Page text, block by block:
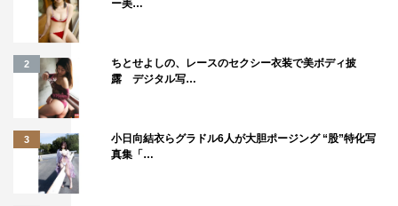
ー美…
2
ちとせよしの、レースのセクシー衣装で美ボディ披
露 デジタル写…
3
小日向結衣らグラドル6人が大胆ポージング “股”特化写
真集「…